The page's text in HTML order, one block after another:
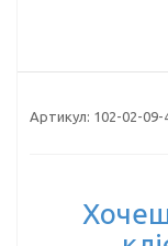
Артикул: 102-02-09-
Хочеш